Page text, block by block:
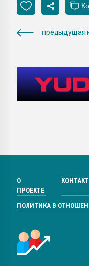
предыдущая
О
ПРОЕКТЕ
ПОЛИТИКА В